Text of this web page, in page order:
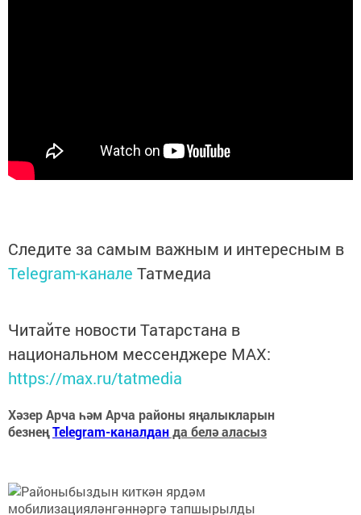
Следите за самым важным и интересным в
Telegram-канале Татмедиа
Читайте новости Татарстана в
национальном мессенджере MАХ:
https://max.ru/tatmedia
Хәзер Арча һәм Арча районы яңалыкларын
безнеңTelegram-каналданда белә аласыз